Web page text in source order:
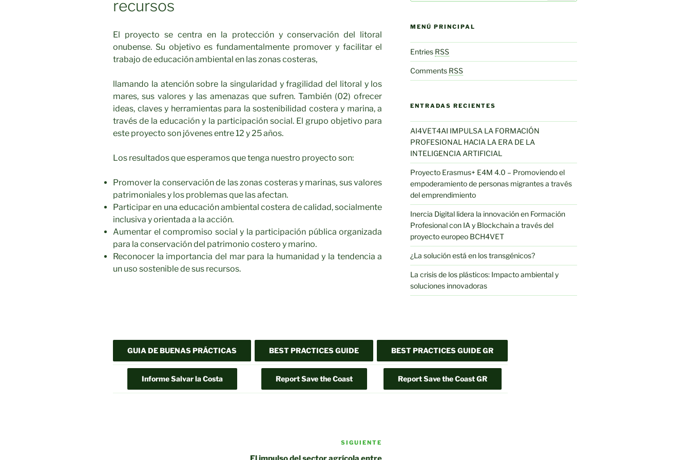
recursos
El proyecto se centra en la protección y conservación del litoral
onubense. Su objetivo es fundamentalmente promover y facilitar el
trabajo de educación ambiental en las zonas costeras,
llamando la atención sobre la singularidad y fragilidad del litoral y los
mares, sus valores y las amenazas que sufren. También (02) ofrecer
ideas, claves y herramientas para la sostenibilidad costera y marina, a
través de la educación y la participación social. El grupo objetivo para
este proyecto son jóvenes entre 12 y 25 años.
Los resultados que esperamos que tenga nuestro proyecto son:
Promover la conservación de las zonas costeras y marinas, sus valores
patrimoniales y los problemas que las afectan.
Participar en una educación ambiental costera de calidad, socialmente
inclusiva y orientada a la acción.
Aumentar el compromiso social y la participación pública organizada
para la conservación del patrimonio costero y marino.
Reconocer la importancia del mar para la humanidad y la tendencia a
un uso sostenible de sus recursos.
entrada
SIGUIENTE
MENÚ PRINCIPAL
Entries RSS
Comments RSS
ENTRADAS RECIENTES
AI4VET4AI IMPULSA LA FORMACIÓN
PROFESIONAL HACIA LA ERA DE LA
INTELIGENCIA ARTIFICIAL
Proyecto Erasmus+ E4M 4.0 – Promoviendo el
empoderamiento de personas migrantes a través
del emprendimiento
Inercia Digital lidera la innovación en Formación
Profesional con IA y Blockchain a través del
proyecto europeo BCH4VET
¿La solución está en los transgénicos?
La crisis de los plásticos: Impacto ambiental y
soluciones innovadoras